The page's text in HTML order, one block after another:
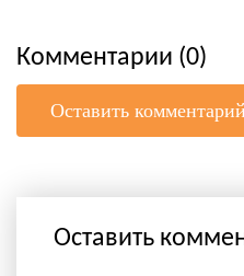
Комментарии (0)
Оставить комментарий
Оставить